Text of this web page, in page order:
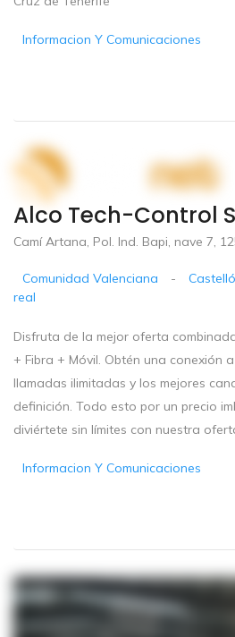
Informacion Y Comunicaciones
Alco Tech-Control
Camí Artana, Pol. Ind. Bapi, nave 7,
Comunidad Valenciana -
real
Disfruta de la mejor oferta
+ Fibra + Móvil. Obtén una conexión
llamadas ilimitadas y los mejores
definición. Todo esto por un precio
diviértete sin límites con nuestra
Informacion Y Comunicaciones